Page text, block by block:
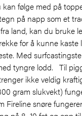
følge med på
på napp som et
land, kan du bruke
for å kunne kaste
Med
tyngre lodd. Til
ikke veldig
gram slukvekt)
Fireline snøre